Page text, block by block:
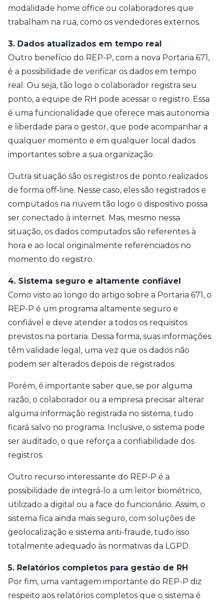
modalidade home office ou colaboradores que
trabalham na rua, como os vendedores externos.
3. Dados atualizados em tempo real
Outro benefício do REP-P, com a nova Portaria 671,
é a possibilidade de verificar os dados em tempo
real. Ou seja, tão logo o colaborador registra seu
ponto, a equipe de RH pode acessar o registro. Essa
é uma funcionalidade que oferece mais autonomia
e liberdade para o gestor, que pode acompanhar a
qualquer momento e em qualquer local dados
importantes sobre a sua organização.
Outra situação são os registros de ponto realizados
de forma off-line. Nesse caso, eles são registrados e
computados na nuvem tão logo o dispositivo possa
ser conectado à internet. Mas, mesmo nessa
situação, os dados computados são referentes à
hora e ao local originalmente referenciados no
momento do registro.
4. Sistema seguro e altamente confiável
Como visto ao longo do artigo sobre a Portaria 671, o
REP-P é um programa altamente seguro e
confiável e deve atender a todos os requisitos
previstos na portaria. Dessa forma, suas informações
têm validade legal, uma vez que os dados não
podem ser alterados depois de registrados.
Porém, é importante saber que, se por alguma
razão, o colaborador ou a empresa precisar alterar
alguma informação registrada no sistema, tudo
ficará salvo no programa. Inclusive, o sistema pode
ser auditado, o que reforça a confiabilidade dos
registros.
Outro recurso interessante do REP-P é a
possibilidade de integrá-lo a um leitor biométrico,
utilizado a digital ou a face do funcionário. Assim, o
sistema fica ainda mais seguro, com soluções de
geolocalização e sistema anti-fraude, tudo isso
totalmente adequado às normativas da LGPD.
5. Relatórios completos para gestão de RH
Por fim, uma vantagem importante do REP-P diz
respeito aos relatórios completos que o sistema é